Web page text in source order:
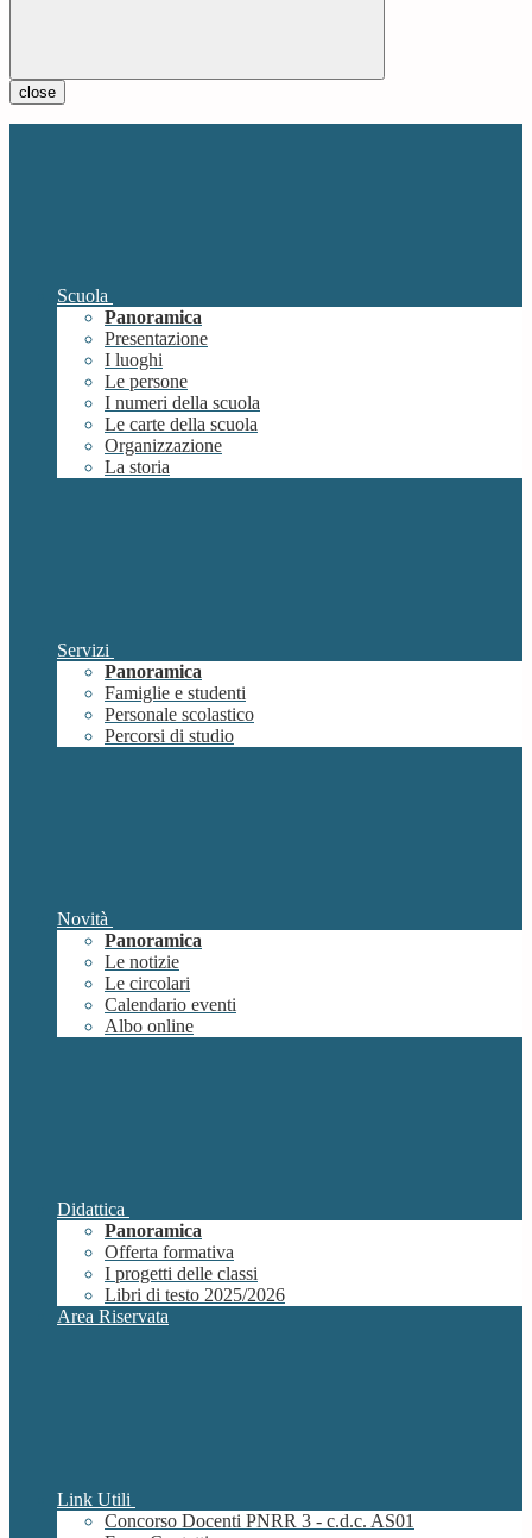
close
Scuola
Panoramica
Presentazione
I luoghi
Le persone
I numeri della scuola
Le carte della scuola
Organizzazione
La storia
Servizi
Panoramica
Famiglie e studenti
Personale scolastico
Percorsi di studio
Novità
Panoramica
Le notizie
Le circolari
Calendario eventi
Albo online
Didattica
Panoramica
Offerta formativa
I progetti delle classi
Libri di testo 2025/2026
Area Riservata
Link Utili
Concorso Docenti PNRR 3 - c.d.c. AS01